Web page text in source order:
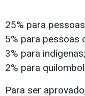
25% para
5% para pessoas
3% para indígenas;
2% para
Para ser